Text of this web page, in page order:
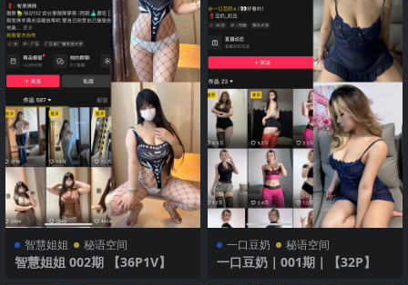
智慧姐姐 秘语空间
智慧姐姐 002期 【36P1V】
一口豆奶 秘语空间
一口豆奶｜001期｜【32P】